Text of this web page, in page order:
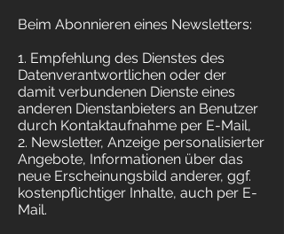
Beim Abonnieren eines Newsletters:
1. Empfehlung des Dienstes des
Datenverantwortlichen oder der
damit verbundenen Dienste eines
anderen Dienstanbieters an Benutzer
durch Kontaktaufnahme per E-Mail,
2. Newsletter, Anzeige personalisierter
Angebote, Informationen über das
neue Erscheinungsbild anderer, ggf.
kostenpflichtiger Inhalte, auch per E-
Mail.